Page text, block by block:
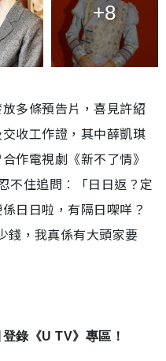
+8
多條預告片，喜見許紹
收工作證，其中薛凱琪
作電視劇《新不了情》
不住追問︰「日日返？定
日日啦，有隔日㗎咩？
，我真係有大頭家要
錄《U TV》專區！